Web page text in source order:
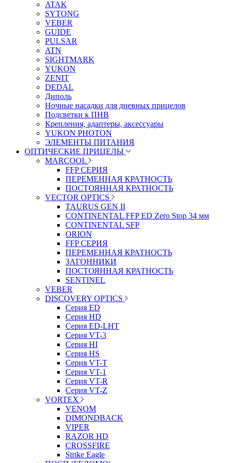
ATAK
SYTONG
VEBER
GUIDE
PULSAR
ATN
SIGHTMARK
YUKON
ZENIT
DEDAL
Диполь
Ночные насадки для дневных прицелов
Подсветки к ПНВ
Крепления, адаптеры, аксессуары
YUKON PHOTON
ЭЛЕМЕНТЫ ПИТАНИЯ
ОПТИЧЕСКИЕ ПРИЦЕЛЫ
MARCOOL
FFP СЕРИЯ
ПЕРЕМЕННАЯ КРАТНОСТЬ
ПОСТОЯННАЯ КРАТНОСТЬ
VECTOR OPTICS
TAURUS GEN II
CONTINENTAL FFP ED Zero Stop 34 мм
CONTINENTAL SFP
ORION
FFP СЕРИЯ
ПЕРЕМЕННАЯ КРАТНОСТЬ
ЗАГОННИКИ
ПОСТОЯННАЯ КРАТНОСТЬ
SENTINEL
VEBER
DISCOVERY OPTICS
Серия ED
Серия HD
Серия ED-LHT
Серия VT-3
Серия HI
Серия HS
Серия VT-T
Серия VT-1
Серия VT-R
Серия VT-Z
VORTEX
VENOM
DIMONDBACK
VIPER
RAZOR HD
CROSSFIRE
Strike Eagle